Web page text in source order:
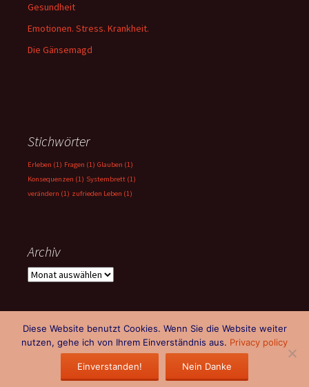
Gesundheit
Emotionen. Stress. Krankheit.
Die Gänsemagd
Stichwörter
Erleben (1) Fragen (1) Glauben (1)
Konsequenzen (1) Systembrett (1)
verändern (1) zufrieden Leben (1)
Archiv
Archiv
Impressum, Kontakt, Haftung, Rechte, Datenschutz
Mit Stolz
präsentiert von WordPress
Diese Website benutzt Cookies. Wenn Sie die Website weiter
nutzen, gehe ich von Ihrem Einverständnis aus. Privacy policy
Einverstanden! Nein Danke